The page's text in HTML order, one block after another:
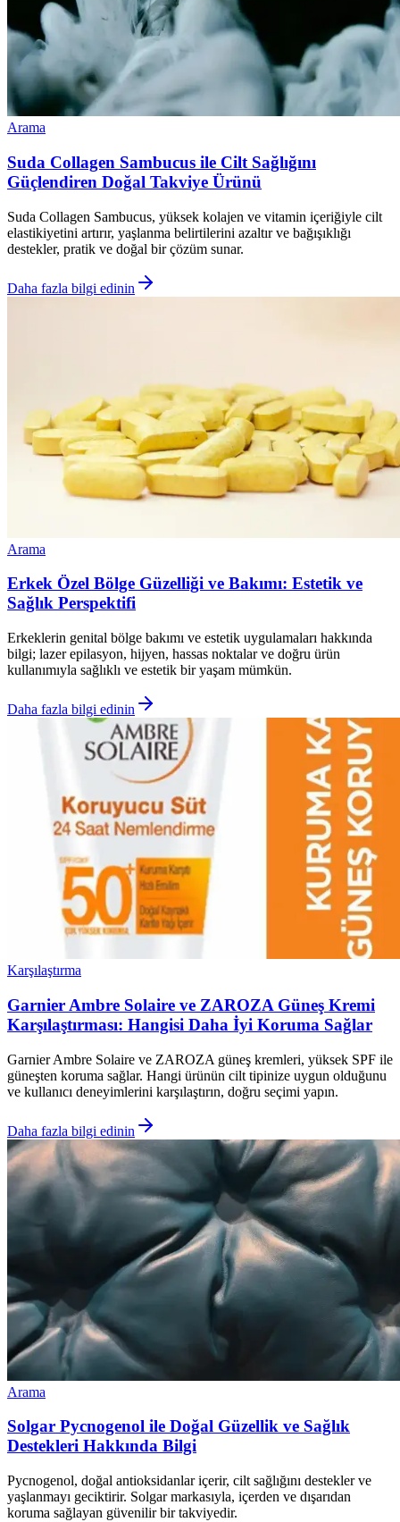
Arama
Suda Collagen Sambucus ile Cilt Sağlığını
Güçlendiren Doğal Takviye Ürünü
Suda Collagen Sambucus, yüksek kolajen ve vitamin içeriğiyle cilt
elastikiyetini artırır, yaşlanma belirtilerini azaltır ve bağışıklığı
destekler, pratik ve doğal bir çözüm sunar.
Daha fazla bilgi edinin
Arama
Erkek Özel Bölge Güzelliği ve Bakımı: Estetik ve
Sağlık Perspektifi
Erkeklerin genital bölge bakımı ve estetik uygulamaları hakkında
bilgi; lazer epilasyon, hijyen, hassas noktalar ve doğru ürün
kullanımıyla sağlıklı ve estetik bir yaşam mümkün.
Daha fazla bilgi edinin
Karşılaştırma
Garnier Ambre Solaire ve ZAROZA Güneş Kremi
Karşılaştırması: Hangisi Daha İyi Koruma Sağlar
Garnier Ambre Solaire ve ZAROZA güneş kremleri, yüksek SPF ile
güneşten koruma sağlar. Hangi ürünün cilt tipinize uygun olduğunu
ve kullanıcı deneyimlerini karşılaştırın, doğru seçimi yapın.
Daha fazla bilgi edinin
Arama
Solgar Pycnogenol ile Doğal Güzellik ve Sağlık
Destekleri Hakkında Bilgi
Pycnogenol, doğal antioksidanlar içerir, cilt sağlığını destekler ve
yaşlanmayı geciktirir. Solgar markasıyla, içerden ve dışarıdan
koruma sağlayan güvenilir bir takviyedir.